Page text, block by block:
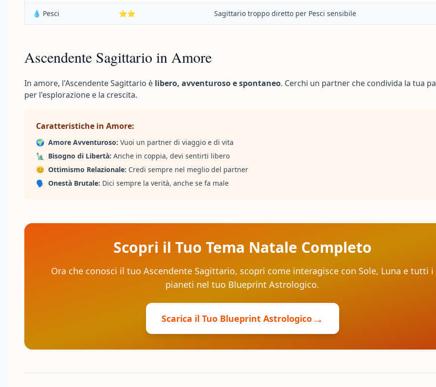
💧 Pesci ⭐⭐ Sagittario troppo diretto per Pesci sensibile
Ascendente Sagittario in Amore
In amore, l'Ascendente Sagittario è libero, avventuroso e spontaneo. Cerchi un partner che condivida la tua
per l'esplorazione e la crescita.
Caratteristiche in Amore:
🌍 Amore Avventuroso: Vuoi un partner di viaggio e di vita
🗽 Bisogno di Libertà: Anche in coppia, devi sentirti libero
😊 Ottimismo Relazionale: Credi sempre nel meglio del partner
🗣️ Onestà Brutale: Dici sempre la verità, anche se fa male
Scopri il Tuo Tema Natale Completo
Ora che conosci il tuo Ascendente Sagittario, scopri come interagisce con Sole, Luna e tutti i
pianeti nel tuo Blueprint Astrologico.
Scarica il Tuo Blueprint Astrologico→